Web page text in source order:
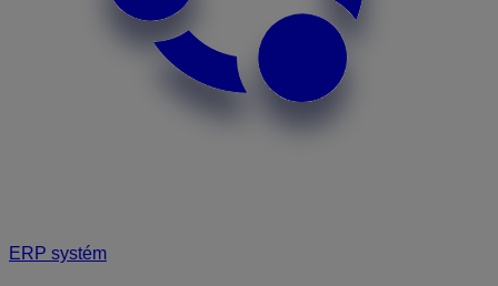
ERP systém